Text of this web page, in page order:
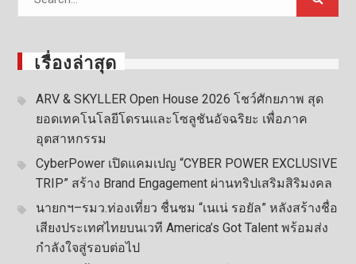
เรื่องล่าสุด
ARV & SKYLLER Open House 2026 โชว์ศักยภาพ สุด
ยอดเทคโนโลยีโดรนและโซลูชันอัจฉริยะ เพื่อภาค
อุตสาหกรรม
CyberPower เปิดแคมเปญ “CYBER POWER EXCLUSIVE
TRIP” สร้าง Brand Engagement ผ่านทริปเสริมสิริมงคล
นายกฯ–รมว.ท่องเที่ยว ชื่นชม “เนเน่ รอยัล” หลังสร้างชื่อ
เสียงประเทศไทยบนเวที America’s Got Talent พร้อมส่ง
กำลังใจสู่รอบต่อไป